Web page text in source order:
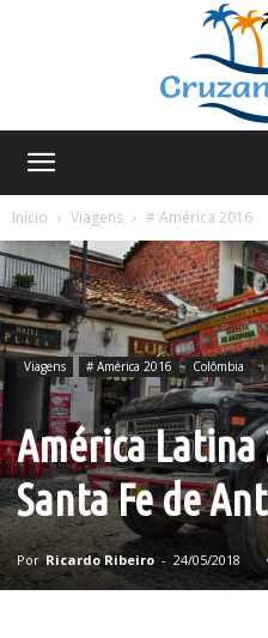
Início
Viagens # América 2016
Viagens # América 2016 Colômbia
América Latina
Santa Fe de
Por Ricardo Ribeiro - 24/05/2018